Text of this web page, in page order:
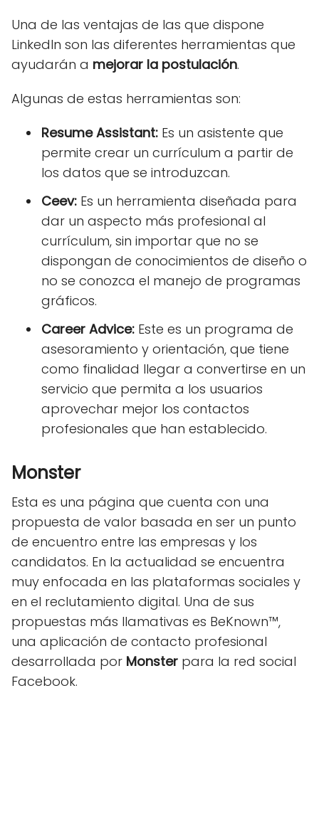
Una de las ventajas de las que dispone
LinkedIn son las diferentes herramientas que
ayudarán a mejorar la postulación.
Algunas de estas herramientas son:
Resume Assistant: Es un asistente que
permite crear un currículum a partir de
los datos que se introduzcan.
Ceev: Es un herramienta diseñada para
dar un aspecto más profesional al
currículum, sin importar que no se
dispongan de conocimientos de diseño o
no se conozca el manejo de programas
gráficos.
Career Advice: Este es un programa de
asesoramiento y orientación, que tiene
como finalidad llegar a convertirse en un
servicio que permita a los usuarios
aprovechar mejor los contactos
profesionales que han establecido.
Monster
Esta es una página que cuenta con una
propuesta de valor basada en ser un punto
de encuentro entre las empresas y los
candidatos. En la actualidad se encuentra
muy enfocada en las plataformas sociales y
en el reclutamiento digital. Una de sus
propuestas más llamativas es BeKnown™,
una aplicación de contacto profesional
desarrollada por Monster para la red social
Facebook.